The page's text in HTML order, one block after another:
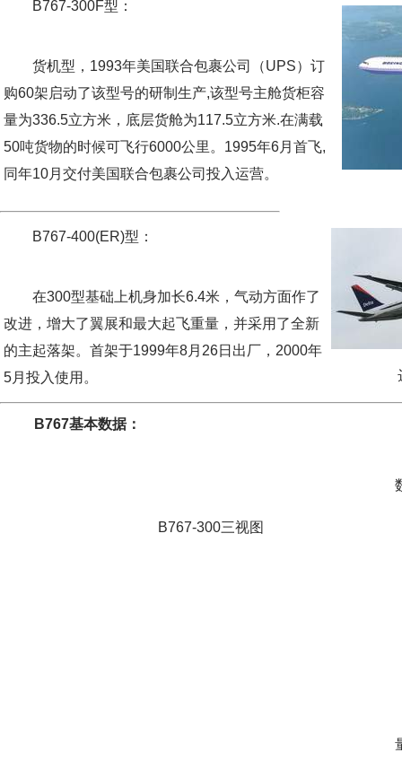
B767-300F型：
货机型，1993年美国联合包裹公司（UPS）订
购60架启动了该型号的研制生产,该型号主舱货柜容
量为336.5立方米，底层货舱为117.5立方米.在满载
50吨货物的时候可飞行6000公里。1995年6月首飞,
同年10月交付美国联合包裹公司投入运营。
B767-400(ER)型：
在300型基础上机身加长6.4米，气动方面作了
改进，增大了翼展和最大起飞重量，并采用了全新
的主起落架。首架于1999年8月26日出厂，2000年
5月投入使用。
达
B767基本数据：
B767-300三视图